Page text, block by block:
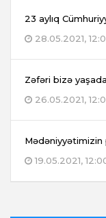
23 aylıq
28.05.2021,
Zəfəri bizə
26.05.2021,
Mədəniyyətimizin
19.05.2021,